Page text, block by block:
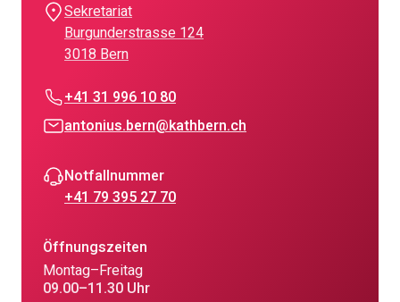
Sekretariat
Burgunderstrasse 124
3018 Bern
+41 31 996 10 80
antonius.bern@kathbern.ch
Notfallnummer
+41 79 395 27 70
Öffnungszeiten
Montag–Freitag
09.00–11.30 Uhr